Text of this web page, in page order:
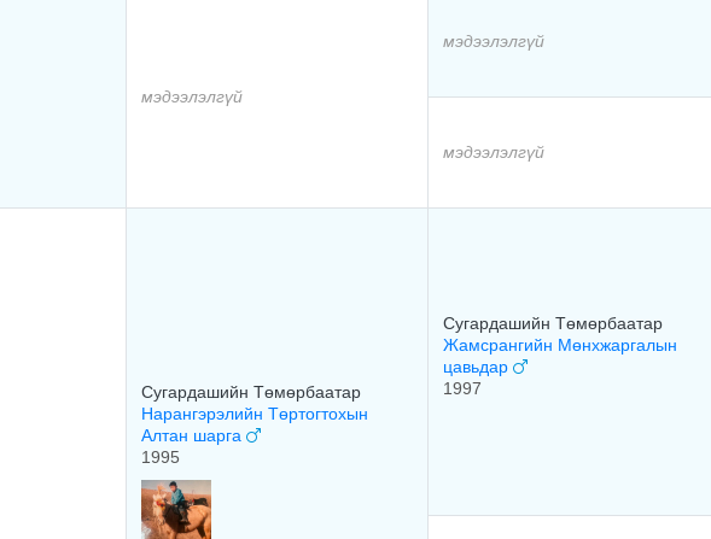
мэдээлэлгүй
мэдээлэлгүй
мэдээлэлгүй
Сугардашийн Төмөрбаатар
Нарангэрэлийн Төртогтохын
Алтан шарга
1995
Сугардашийн Төмөрбаатар
Жамсрангийн Мөнхжаргалын
цавьдар
1997